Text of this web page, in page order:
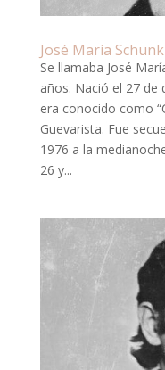
José María
Se llamaba José
años. Nació el 27 de
era conocido como
Guevarista. Fue
1976 a la
26 y...